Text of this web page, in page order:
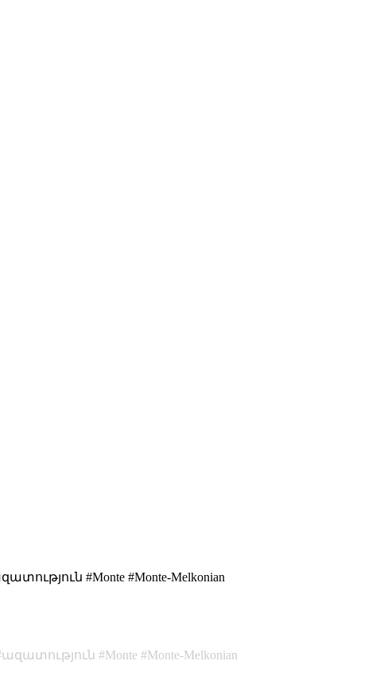
#Monte #Monte-Melkonian
ազատություն Monte
Monte-Melkonian